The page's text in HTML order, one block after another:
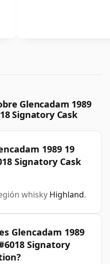
Glencadam 1989
Signatory Cask
1989 19
Signatory Cask
whisky Highland.
Glencadam 1989
Signatory